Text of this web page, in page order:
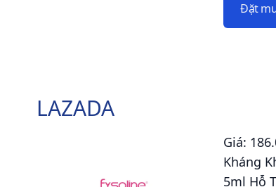
Đặt
LAZADA
Giá:
Kháng
5ml Hỗ